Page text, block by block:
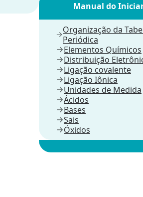
Manual do
Organização da
Periódica
Elementos Químicos
Distribuição
Ligação covalente
Ligação Iônica
Unidades de Medida
Ácidos
Bases
Sais
Óxidos